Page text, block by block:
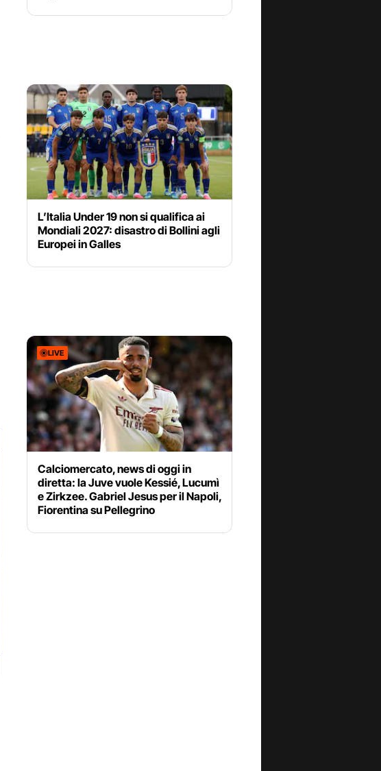
L’Italia Under 19 non si qualifica ai
Mondiali 2027: disastro di Bollini agli
Europei in Galles
LIVE
Calciomercato, news di oggi in
diretta: la Juve vuole Kessié, Lucumì
e Zirkzee. Gabriel Jesus per il Napoli,
Fiorentina su Pellegrino